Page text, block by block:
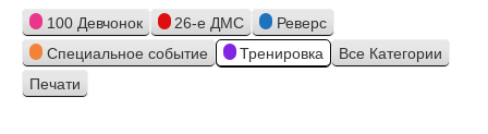
100 Девчонок 26-е ДМС
Реверс
Специальное событие
Тренировка Все Категории
Просмотр
Печати